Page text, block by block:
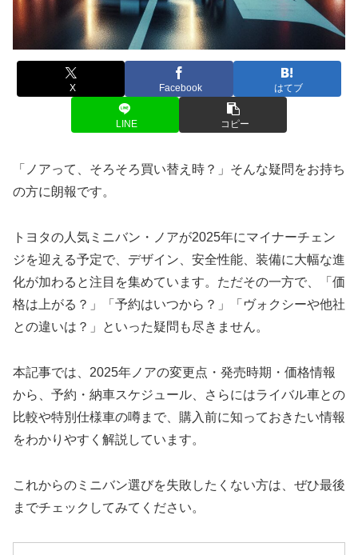
X Facebook はてブ
LINE コピー
「ノアって、そろそろ買い替え時？」そんな疑問をお持ち
の方に朗報です。
トヨタの人気ミニバン・ノアが2025年にマイナーチェン
ジを迎える予定で、デザイン、安全性能、装備に大幅な進
化が加わると注目を集めています。ただその一方で、「価
格は上がる？」「予約はいつから？」「ヴォクシーや他社
との違いは？」といった疑問も尽きません。
本記事では、2025年ノアの変更点・発売時期・価格情報
から、予約・納車スケジュール、さらにはライバル車との
比較や特別仕様車の噂まで、購入前に知っておきたい情報
をわかりやすく解説しています。
これからのミニバン選びを失敗したくない方は、ぜひ最後
までチェックしてみてください。